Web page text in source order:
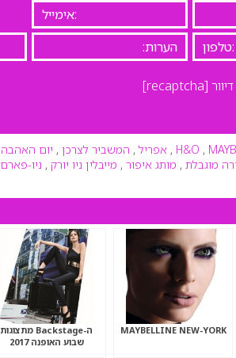
[recaptcha]
H&O ,
, אפריל , המשביר לצרכן , יום האהבה
מוגבלת , מותג איפור , מייבלין ניו יורק , ניו-פארם
MAYBELLINE NEW-YORK
ה-Backstage מתצוגות
שבוע האופנה 2017